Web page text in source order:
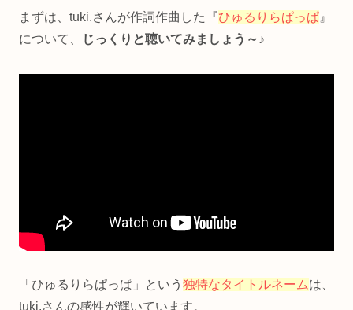
まずは、tuki.さんが作詞作曲した『ひゅるりらぱっぱ 』
について、
じっくりと聴いてみましょう～♪
「ひゅるりらぱっぱ」という 独特なタイトルネームは、
tuki.さんの感性が輝いています。